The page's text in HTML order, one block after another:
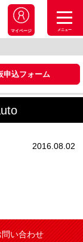
マイページ メニュー
申込フォーム
2016.08.02
問い合わせ